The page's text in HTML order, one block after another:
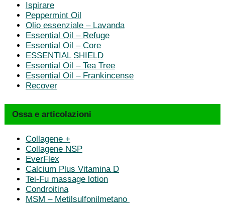
Ispirare
Peppermint Oil
Olio essenziale – Lavanda
Essential Oil – Refuge
Essential Oil – Core
ESSENTIAL SHIELD
Essential Oil – Tea Tree
Essential Oil – Frankincense
Recover
Ossa e articolazioni
Collagene +
Collagene NSP
EverFlex
Calcium Plus Vitamina D
Tei-Fu massage lotion
Condroitina
MSM – Metilsulfonilmetano